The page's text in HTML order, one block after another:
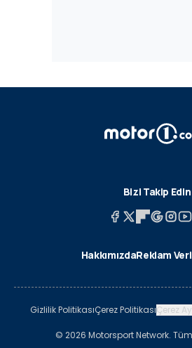
Bizi Takip Edin
HakkımızdaReklam
Gizlilik PolitikasıÇerez PolitikasıÇerez
© 2026 Motorsport Network. Tüm